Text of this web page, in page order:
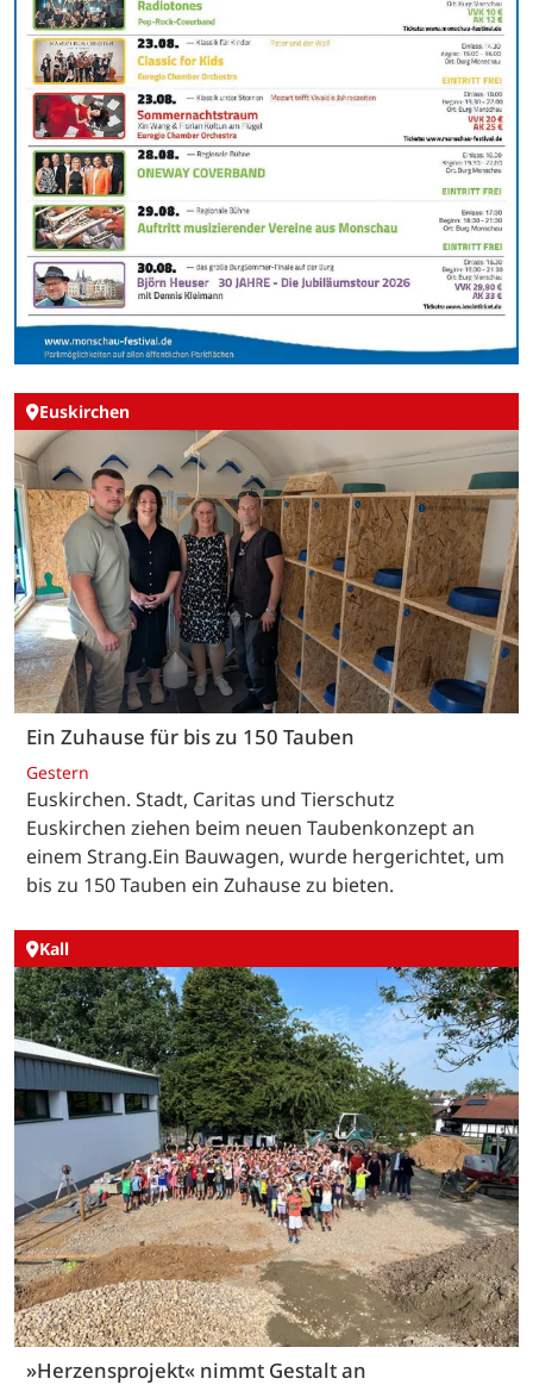
Euskirchen
Ein Zuhause für bis zu 150 Tauben
Gestern
Euskirchen. Stadt, Caritas und Tierschutz
Euskirchen ziehen beim neuen Taubenkonzept an
einem Strang.Ein Bauwagen, wurde hergerichtet, um
bis zu 150 Tauben ein Zuhause zu bieten.
Kall
»Herzensprojekt« nimmt Gestalt an